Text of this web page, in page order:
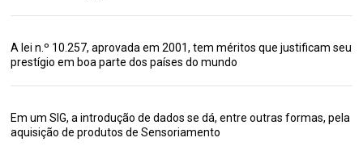
A lei n.º 10.257, aprovada em 2001, tem méritos que justificam seu
prestígio em boa parte dos países do mundo
Em um SIG, a introdução de dados se dá, entre outras formas, pela
aquisição de produtos de Sensoriamento